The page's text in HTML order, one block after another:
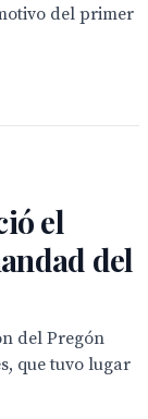
del primer
el
del
del Pregón
que tuvo lugar